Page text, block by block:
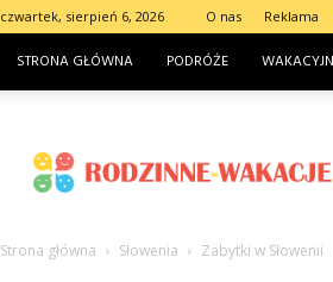
czwartek, sierpień 6, 2026 O nas Reklama
STRONA GŁÓWNA PODRÓŻE
wakacje.pl
Strona główna Słowenia Zabytki w Słowenii